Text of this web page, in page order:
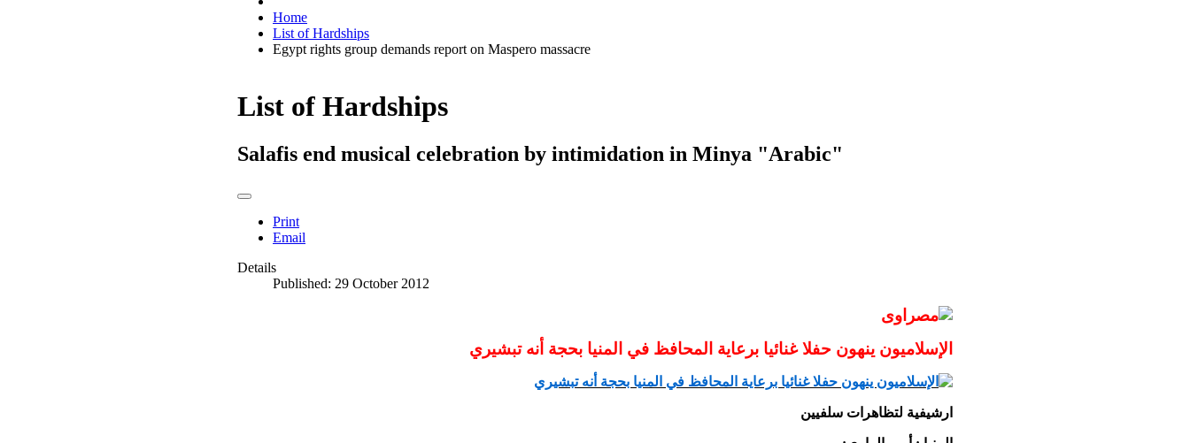
Home
List of Hardships
Egypt rights group demands report on Maspero massacre
List of Hardships
Salafis end musical celebration by intimidation in Minya "Arabic"
Print
Email
Details
Published: 29 October 2012
الإسلاميون ينهون حفلا غنائيا برعاية المحافظ في المنيا بحجة أنه تبشيري
ارشيفية لتظاهرات سلفيين